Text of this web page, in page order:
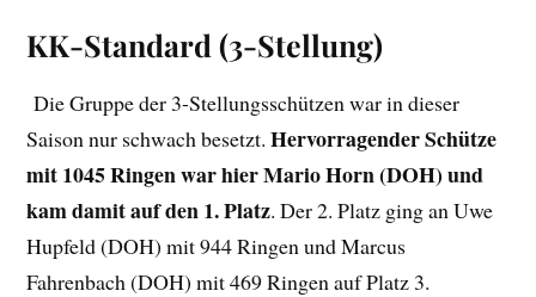
KK-Standard (3-Stellung)
Die Gruppe der 3-Stellungsschützen war in dieser
Saison nur schwach besetzt.Hervorragender Schütze
mit 1045 Ringen war hier Mario Horn (DOH) und
kam damit auf den 1. Platz. Der 2. Platz ging an Uwe
Hupfeld (DOH) mit 944 Ringen und Marcus
Fahrenbach (DOH) mit 469 Ringen auf Platz 3.